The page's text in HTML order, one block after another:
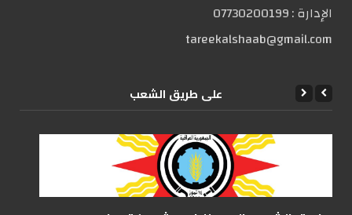
الإدارة :07730200199
tareekalshaab@gmail.com
علی طریق الشعب